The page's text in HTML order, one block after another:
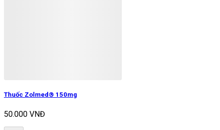
Thuốc Zolmed® 150mg
50.000 VNĐ